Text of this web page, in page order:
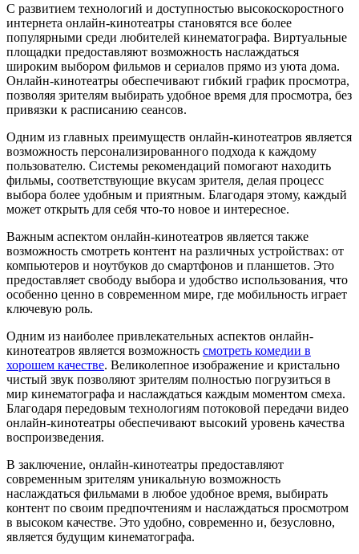
С развитием технологий и доступностью высокоскоростного
интернета онлайн-кинотеатры становятся все более
популярными среди любителей кинематографа. Виртуальные
площадки предоставляют возможность наслаждаться
широким выбором фильмов и сериалов прямо из уюта дома.
Онлайн-кинотеатры обеспечивают гибкий график просмотра,
позволяя зрителям выбирать удобное время для просмотра, без
привязки к расписанию сеансов.
Одним из главных преимуществ онлайн-кинотеатров является
возможность персонализированного подхода к каждому
пользователю. Системы рекомендаций помогают находить
фильмы, соответствующие вкусам зрителя, делая процесс
выбора более удобным и приятным. Благодаря этому, каждый
может открыть для себя что-то новое и интересное.
Важным аспектом онлайн-кинотеатров является также
возможность смотреть контент на различных устройствах: от
компьютеров и ноутбуков до смартфонов и планшетов. Это
предоставляет свободу выбора и удобство использования, что
особенно ценно в современном мире, где мобильность играет
ключевую роль.
Одним из наиболее привлекательных аспектов онлайн-
кинотеатров является возможность смотреть комедии в
хорошем качестве. Великолепное изображение и кристально
чистый звук позволяют зрителям полностью погрузиться в
мир кинематографа и наслаждаться каждым моментом смеха.
Благодаря передовым технологиям потоковой передачи видео
онлайн-кинотеатры обеспечивают высокий уровень качества
воспроизведения.
В заключение, онлайн-кинотеатры предоставляют
современным зрителям уникальную возможность
наслаждаться фильмами в любое удобное время, выбирать
контент по своим предпочтениям и наслаждаться просмотром
в высоком качестве. Это удобно, современно и, безусловно,
является будущим кинематографа.